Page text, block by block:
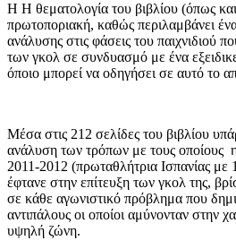
Η Η θεματολογία του βιβλίου (όπως και
πρωτοποριακή, καθώς περιλαμβάνει
ανάλυσης στις φάσεις του παιχνιδιού
των γκολ σε συνδυασμό με ένα
όποιο μπορεί να οδηγήσει σε αυτό το
Μέσα στις 212 σελίδες του βιβλίου
ανάλυση των τρόπων με τους οποίους
2011-2012 (πρωταθλήτρια Ισπανίας με
έφτανε στην επίτευξη των γκολ της,
σε κάθε αγωνιστικό πρόβλημα που
αντιπάλους οι οποίοι αμύνονταν στην
υψηλή ζώνη.